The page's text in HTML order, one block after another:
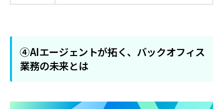
④AIエージェントが拓く、バックオフィス
業務の未来とは